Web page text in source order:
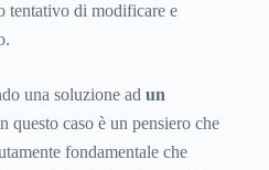
tentativo di modificare e
una soluzione ad un
questo caso è un pensiero che
fondamentale che